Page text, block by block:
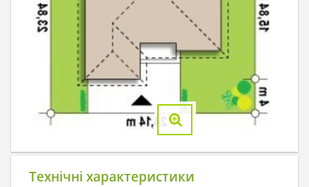
Технічні характеристики